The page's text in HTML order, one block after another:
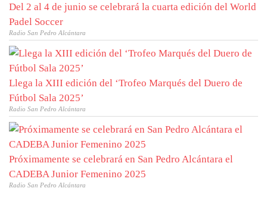
Del 2 al 4 de junio se celebrará la cuarta edición del World
Padel Soccer
Radio San Pedro Alcántara
Llega la XIII edición del ‘Trofeo Marqués del Duero de
Fútbol Sala 2025’
Radio San Pedro Alcántara
Próximamente se celebrará en San Pedro Alcántara el
CADEBA Junior Femenino 2025
Radio San Pedro Alcántara